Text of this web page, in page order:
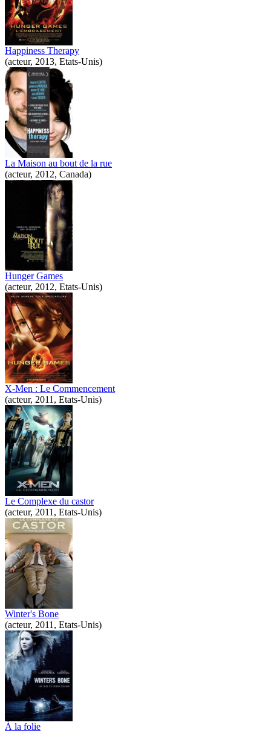
Happiness Therapy
(acteur, 2013, Etats-Unis)
La Maison au bout de la rue
(acteur, 2012, Canada)
Hunger Games
(acteur, 2012, Etats-Unis)
X-Men : Le Commencement
(acteur, 2011, Etats-Unis)
Le Complexe du castor
(acteur, 2011, Etats-Unis)
Winter's Bone
(acteur, 2011, Etats-Unis)
À la folie